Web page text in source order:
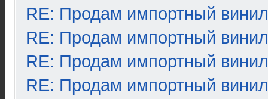
RE: Продам импортный винил
RE: Продам импортный винил
RE: Продам импортный винил
RE: Продам импортный винил